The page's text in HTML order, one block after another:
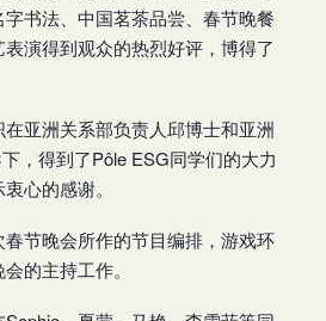
书法、中国茗茶品尝、春节晚餐
演得到观众的热烈好评，博得了
亚洲关系部负责人邱博士和亚洲
，得到了Pôle ESG同学们的大力
心的感谢。
节晚会所作的节目编排，游戏环
的主持工作。